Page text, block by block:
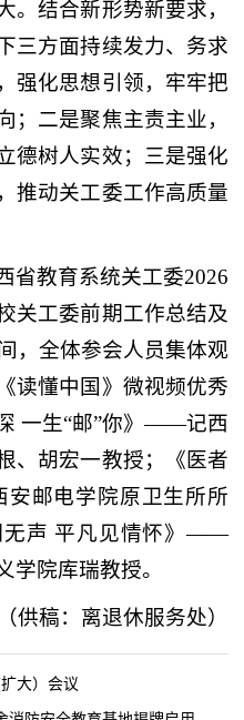
。结合新形势新要求，
三方面持续发力、务求
强化思想引领，牢牢把
；二是聚焦主责主业，
德树人实效；三是强化
推动关工委工作高质量
省教育系统关工委2026
关工委前期工作总结及
，全体参会人员集体观
读懂中国》微视频优秀
一生“邮”你》——记西
、胡宏一教授；《医者
邮电学院原卫生所所
无声 平凡见情怀》——
学院库瑞教授。
（供稿：离退休服务处）
大）会议